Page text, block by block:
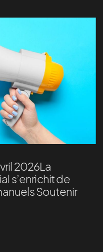
2026La
s’enrichit de
Soutenir